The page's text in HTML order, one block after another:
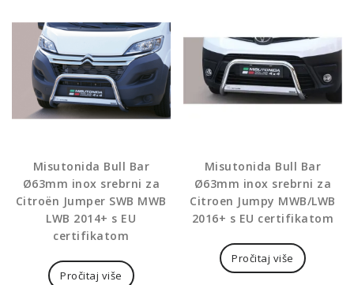
Misutonida Bull Bar
Ø63mm inox srebrni za
Citroën Jumper SWB MWB
LWB 2014+ s EU
certifikatom
Pročitaj više
Misutonida Bull Bar
Ø63mm inox srebrni za
Citroen Jumpy MWB/LWB
2016+ s EU certifikatom
Pročitaj više